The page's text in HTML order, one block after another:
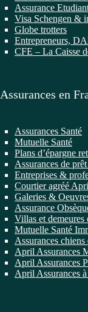
Assurance
Visa Schengen &
Globe trotters
Entrepreneurs,
CFE – La Caisse
Assurances en
Assurances Santé
Mutuelle Santé
Plans d’épargne
Assurances de
Entreprises &
Courtier agréé
Galeries &
Assurance
Villas et demeures
Mutuelle Santé
Assurances chiens
April Assurances
April Assurances
April Assurances